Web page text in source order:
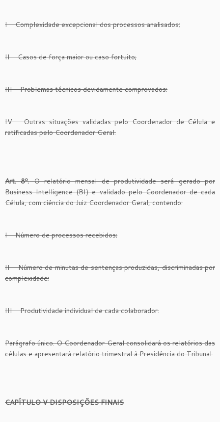
I – Complexidade excepcional dos processos analisados;
II – Casos de força maior ou caso fortuito;
III – Problemas técnicos devidamente comprovados;
IV – Outras situações validadas pelo Coordenador de Célula e
ratificadas pelo Coordenador Geral.
Art. 8º.O relatório mensal de produtividade será gerado por
Business Intelligence (BI) e validado pelo Coordenador de cada
Célula, com ciência do Juiz Coordenador Geral, contendo:
I – Número de processos recebidos;
II – Número de minutas de sentenças produzidas, discriminadas por
complexidade;
III – Produtividade individual de cada colaborador.
Parágrafo único. O Coordenador Geral consolidará os relatórios das
células e apresentará relatório trimestral à Presidência do Tribunal.
CAPÍTULO V DISPOSIÇÕES FINAIS